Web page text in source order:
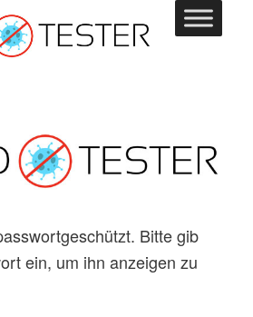
Bitte gib
ein, um ihn anzeigen zu